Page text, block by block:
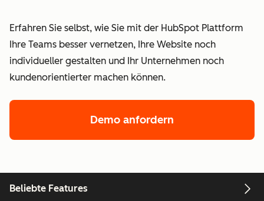
Erfahren Sie selbst, wie Sie mit der HubSpot Plattform
Ihre Teams besser vernetzen, Ihre Website noch
individueller gestalten und Ihr Unternehmen noch
kundenorientierter machen können.
Demo anfordern
Beliebte Features